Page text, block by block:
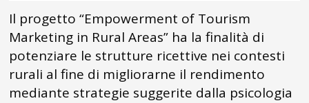
Il progetto “Empowerment of Tourism
Marketing in Rural Areas” ha la finalità di
potenziare le strutture ricettive nei contesti
rurali al fine di migliorarne il rendimento
mediante strategie suggerite dalla psicologia